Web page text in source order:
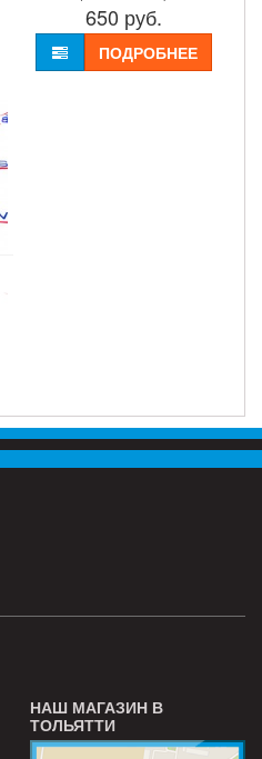
650 руб.
ПОДРОБНЕЕ
НАШ МАГАЗИН В
ТОЛЬЯТТИ